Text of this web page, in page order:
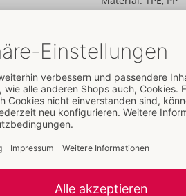
Jeder
Größe
Gewicht: 355 g
Verpackung
Breite: 12,5 cm
Höhe: 7,5 cm